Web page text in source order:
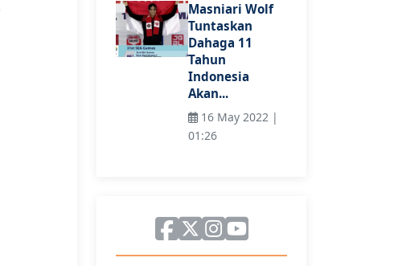
Masniari Wolf
Tuntaskan
Dahaga 11
Tahun
Indonesia
Akan...
16 May 2022 |
01:26